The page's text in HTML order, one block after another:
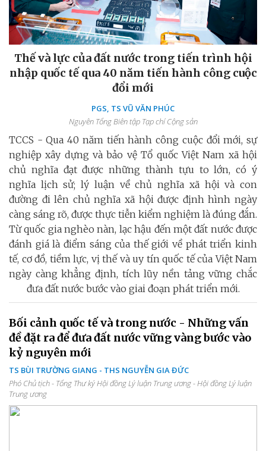
Thế và lực của đất nước trong tiến trình hội
nhập quốc tế qua 40 năm tiến hành công cuộc
đổi mới
PGS, TS VŨ VĂN PHÚC
Nguyên Tổng Biên tập Tạp chí Cộng sản
TCCS - Qua 40 năm tiến hành công cuộc đổi mới, sự
nghiệp xây dựng và bảo vệ Tổ quốc Việt Nam xã hội
chủ nghĩa đạt được những thành tựu to lớn, có ý
nghĩa lịch sử; lý luận về chủ nghĩa xã hội và con
đường đi lên chủ nghĩa xã hội được định hình ngày
càng sáng rõ, được thực tiễn kiểm nghiệm là đúng đắn.
Từ quốc gia nghèo nàn, lạc hậu đến một đất nước được
đánh giá là điểm sáng của thế giới về phát triển kinh
tế, cơ đồ, tiềm lực, vị thế và uy tín quốc tế của Việt Nam
ngày càng khẳng định, tích lũy nền tảng vững chắc
đưa đất nước bước vào giai đoạn phát triển mới.
Bối cảnh quốc tế và trong nước - Những vấn
đề đặt ra để đưa đất nước vững vàng bước vào
kỷ nguyên mới
TS BÙI TRƯỜNG GIANG - THS NGUYỄN GIA ĐỨC
Phó Chủ tịch - Tổng Thư ký Hội đồng Lý luận Trung ương - Hội đồng Lý luận
Trung ương